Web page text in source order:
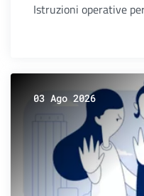
Istruzioni operative
03 Ago 2026